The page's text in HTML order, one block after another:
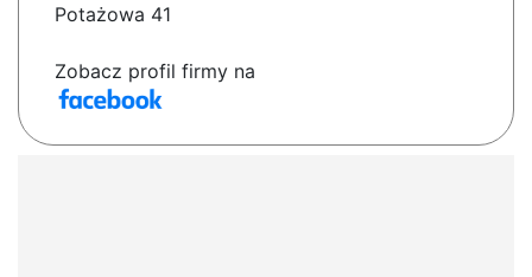
Potażowa 41
Zobacz profil firmy na